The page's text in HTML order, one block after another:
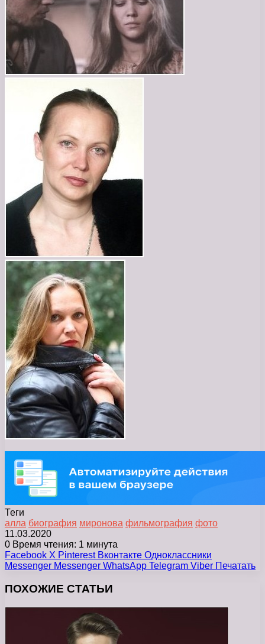
Теги
алла биография миронова фильмография фото
11.03.2020
0 Время чтения: 1 минута
Facebook X Pinterest Вконтакте Одноклассники
Messenger Messenger WhatsApp Telegram Viber Печатать
ПОХОЖИЕ СТАТЬИ